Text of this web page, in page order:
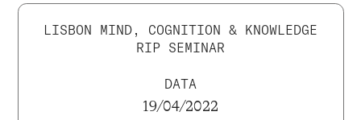
LISBON MIND, COGNITION & KNOWLEDGE
RIP SEMINAR
DATA
19/04/2022